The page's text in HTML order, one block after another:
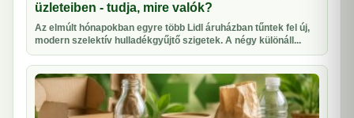
üzleteiben - tudja, mire valók?
Az elmúlt hónapokban egyre több Lidl áruházban tűntek fel új,
modern szelektív hulladékgyűjtő szigetek. A négy különáll...